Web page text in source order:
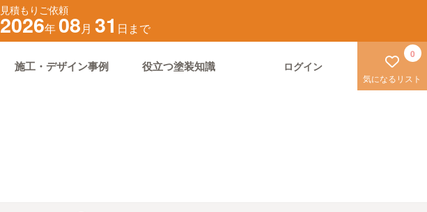
見積もりご依頼
2026年08月 31 日まで
施工・デザイン事例 役立つ塗装知識 ログイン
気になるリスト
0